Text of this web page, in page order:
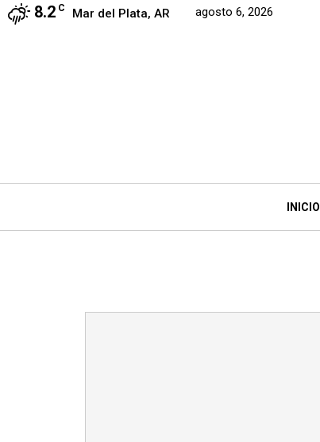
8.2 C Mar del Plata, AR agosto 6, 2026
INICIO